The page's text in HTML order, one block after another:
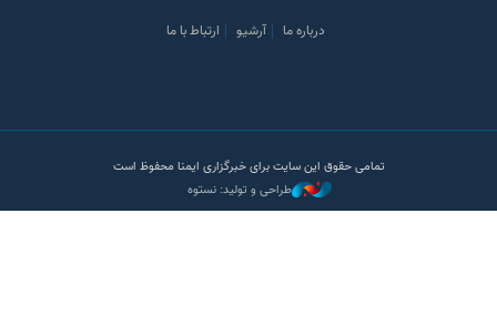
درباره ما آرشیو ارتباط با ما
تمامی حقوق این سایت برای خبرگزاری ایمنا محفوظ است
طراحی و تولید: نستوه